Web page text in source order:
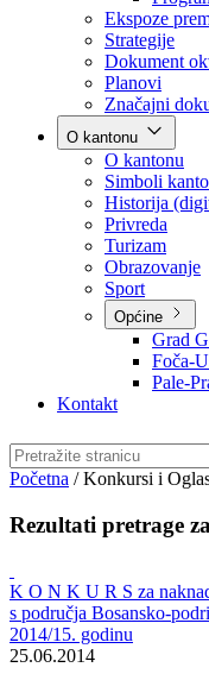
Vlada
Ekspoze
Strategije
Dokument
Planovi
Značajni
O kantonu
O kantonu
Simboli
Historija
Privreda
Turizam
Obrazovanje
Općine
Pale-
Kontakt
Konkursi i Oglasi
Rezultati pretrage